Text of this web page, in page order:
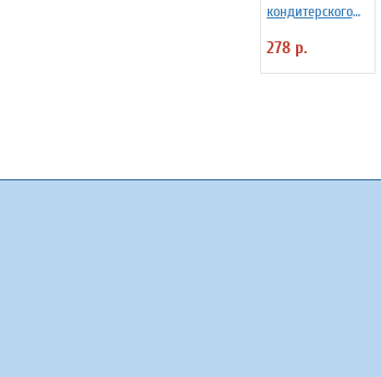
кондитерского
"Роза, лепесток"
SAM UN
278 р.